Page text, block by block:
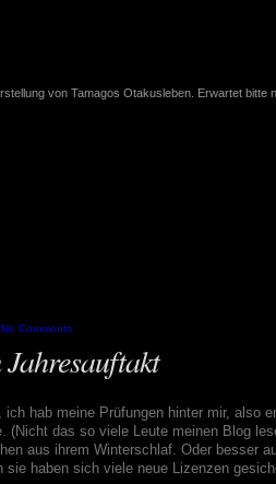
von Tamagos Otakusleben. Erwartet bitte
No Comments
ich hab meine Prüfungen hinter mir, also
(Nicht das so viele Leute meinen Blog
aus ihrem Winterschlaf. Oder besser
sie haben sich viele neue Lizenzen